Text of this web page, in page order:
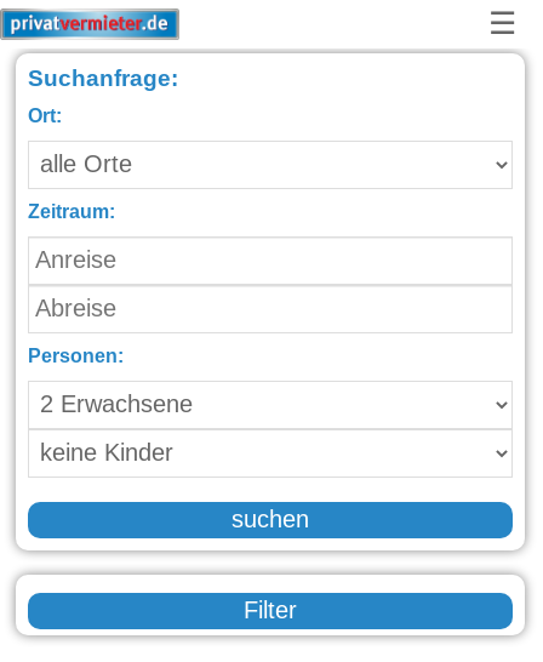
☰
Suchanfrage:
Ort:
Zeitraum:
Personen:
suchen
Filter